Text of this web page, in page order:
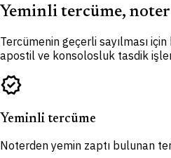
Yeminli tercüme,
Tercümenin geçerli sayılması
apostil ve konsolosluk tasdik
verified
Yeminli tercüme
Noterden yemin zaptı bulunan